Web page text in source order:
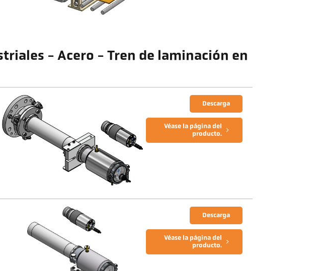
- Acero - Tren de laminación en
Descarga
Véase la página del
producto.
Descarga
Véase la página del
producto.